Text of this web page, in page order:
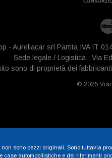
- Aureliacar srl Partita IVA IT
Sede legale / Logistica : Via
sono di proprietà dei
© 2025
sono pezzi originali. Sono tuttavia
case automobilistiche e dei